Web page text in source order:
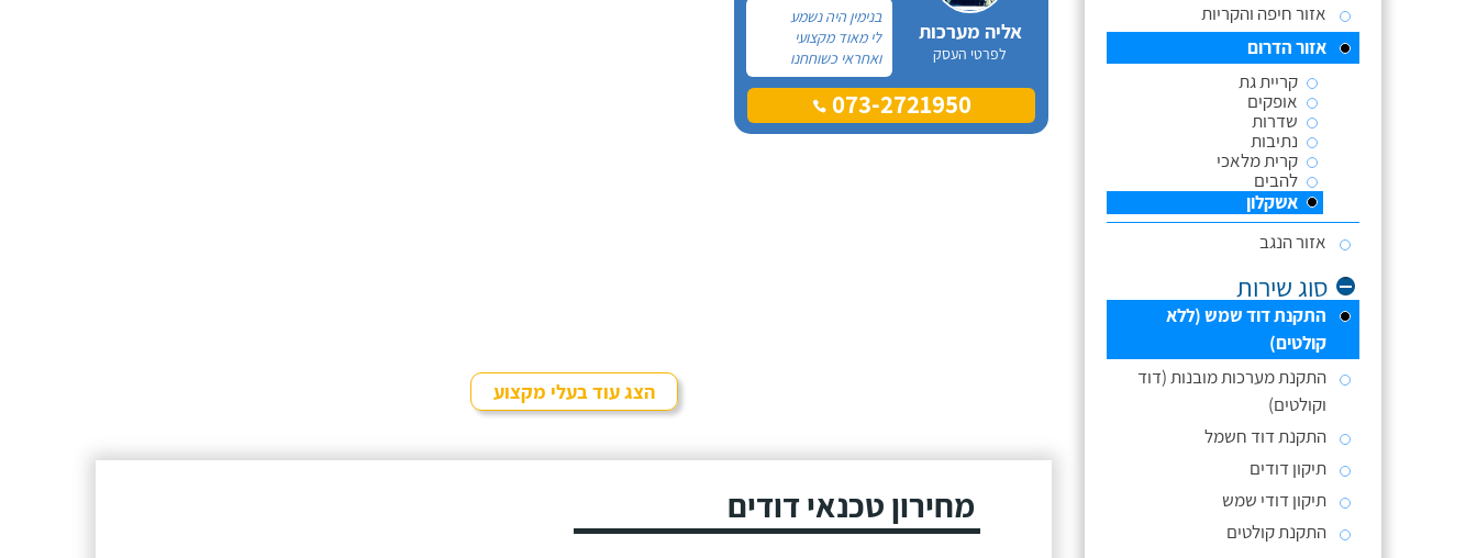
אזור חיפה והקריות
אזור הדרום
קריית גת
אופקים
שדרות
נתיבות
קרית מלאכי
להבים
אשקלון
אזור הנגב
סוג שירות
התקנת דוד שמש (ללא
קולטים)
התקנת מערכות מובנות (דוד
וקולטים)
התקנת דוד חשמל
תיקון דודים
תיקון דודי שמש
התקנת קולטים
אליה מערכות
לפרטי העסק
בנימין היה נשמע
לי מאוד מקצועי
ואחראי כשוחחנו
בטלפון לכן, הזמנתי
אותו להחלפת דוד
שמש וקולטים בבניין בו073-2721950
הצג עוד בעלי מקצוע
מחירון טכנאי דודים